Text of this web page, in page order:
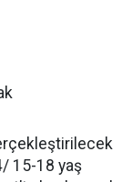
15-18 yaş